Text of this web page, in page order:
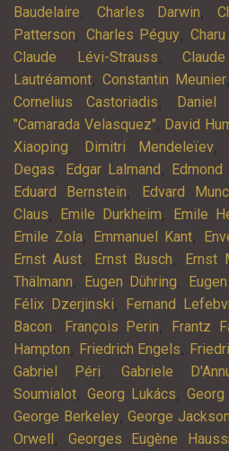
Baudelaire, Charles Darwin,
Patterson, Charles Péguy,
Claude Lévi-Strauss,
Lautréamont, Constantin Meunier
Cornelius Castoriadis, Daniel
"Camarada Velasquez", David
Xiaoping, Dimitri Mendeleïev,
Degas, Edgar Lalmand , Edmond
Eduard Bernstein, Edvard
Claus, Emile Durkheim, Emile
Emile Zola, Emmanuel Kant,
Ernst Aust, Ernst Busch, Ernst
Thälmann, Eugen Dühring,
Félix Dzerjinski, Fernand
Bacon, François Perin, Frantz
Hampton, Friedrich Engels,
Gabriel Péri,Gabriele
Soumialot, Georg Lukács,
George Berkeley,George Jackson
Orwell , Georges Eugène